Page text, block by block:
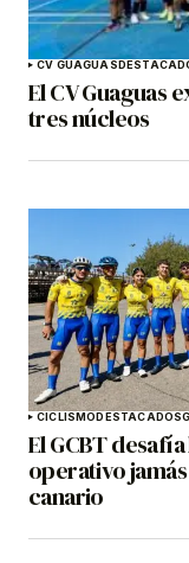
CV GUAGUAS
El CV Guaguas
tres núcleos
CICLISMODESTACADOS
El GCBT
operativo
canario